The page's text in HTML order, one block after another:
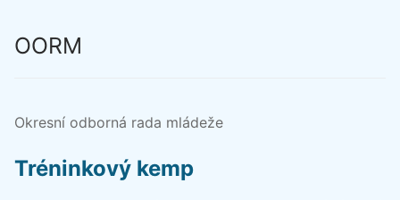
OORM
Okresní odborná rada mládeže
Tréninkový kemp